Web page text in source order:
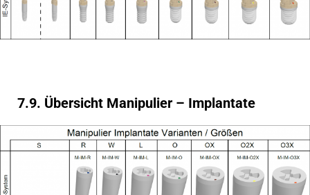
7.9. Übersicht Manipulier – Implantate